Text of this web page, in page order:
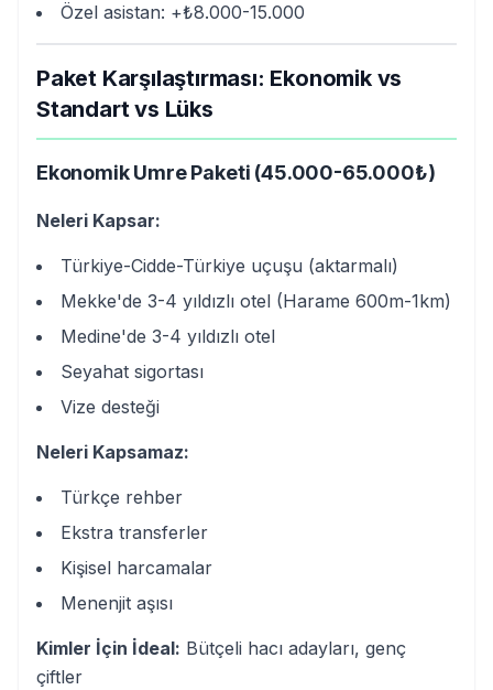
Özel asistan: +₺8.000-15.000
Paket Karşılaştırması: Ekonomik vs
Standart vs Lüks
Ekonomik Umre Paketi (45.000-65.000₺)
Neleri Kapsar:
Türkiye-Cidde-Türkiye uçuşu (aktarmalı)
Mekke'de 3-4 yıldızlı otel (Harame 600m-1km)
Medine'de 3-4 yıldızlı otel
Seyahat sigortası
Vize desteği
Neleri Kapsamaz:
Türkçe rehber
Ekstra transferler
Kişisel harcamalar
Menenjit aşısı
Kimler İçin İdeal: Bütçeli hacı adayları, genç
çiftler